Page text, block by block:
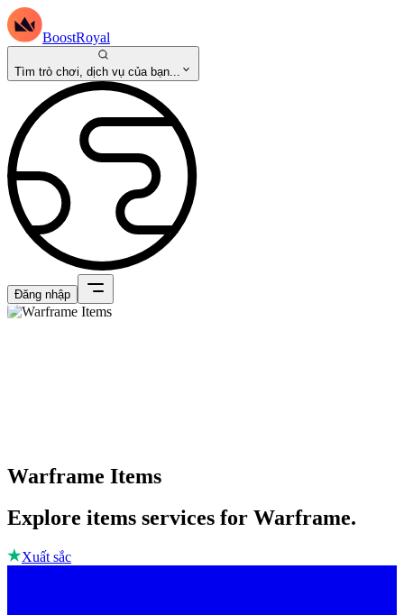
BoostRoyal
Tìm trò chơi, dịch vụ của bạn...
Đăng nhập
Warframe Items
Explore items services for Warframe.
Xuất sắc